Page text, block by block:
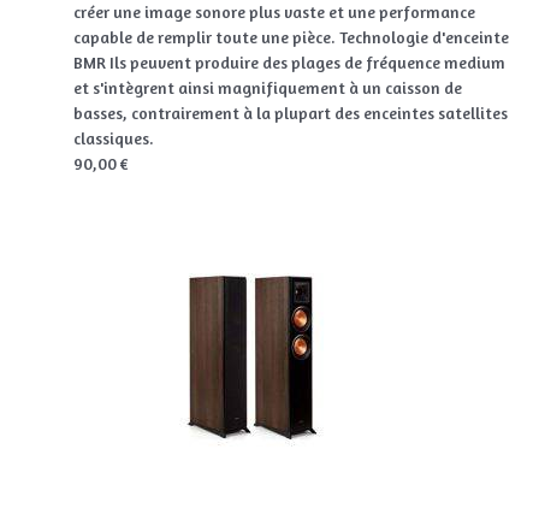
créer une image sonore plus vaste et une performance
capable de remplir toute une pièce. Technologie d'enceinte
BMR Ils peuvent produire des plages de fréquence medium
et s'intègrent ainsi magnifiquement à un caisson de
basses, contrairement à la plupart des enceintes satellites
classiques.
90,00 €